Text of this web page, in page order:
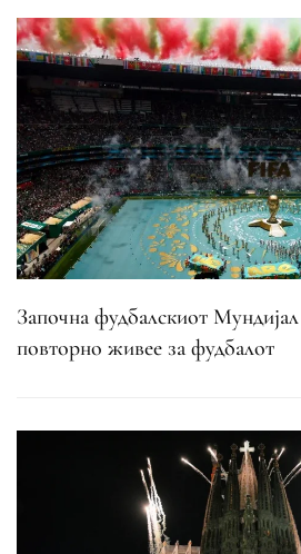
Започна фудбалскиот
повторно живее за фудбалот